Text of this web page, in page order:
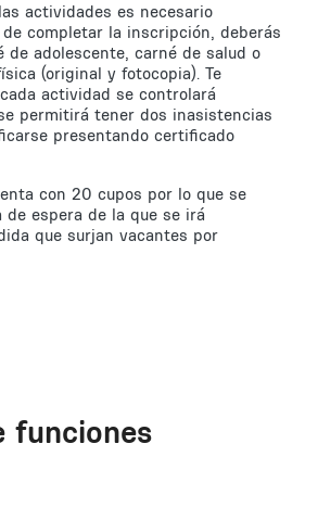
actividades es necesario
completar la inscripción, deberás
de adolescente, carné de salud o
(original y fotocopia). Te
actividad se controlará
permitirá tener dos inasistencias
presentando certificado
con 20 cupos por lo que se
espera de la que se irá
que surjan vacantes por
funciones